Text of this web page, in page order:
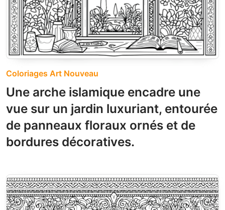
Coloriages Art Nouveau
Une arche islamique encadre une
vue sur un jardin luxuriant, entourée
de panneaux floraux ornés et de
bordures décoratives.